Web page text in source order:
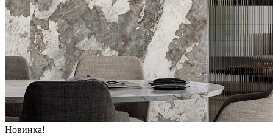
Новинка!